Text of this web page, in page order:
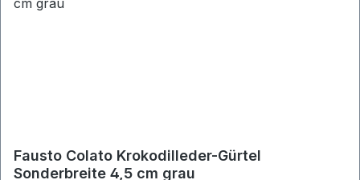
Fausto Colato Krokodilleder-Gürtel
Sonderbreite 4,5 cm grau